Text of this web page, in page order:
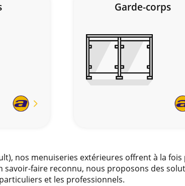
En
Garde-corps
nos menuiseries extérieures offrent à la
savoir-faire reconnu, nous proposons des
particuliers et les professionnels.